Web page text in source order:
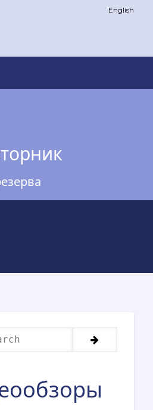
English